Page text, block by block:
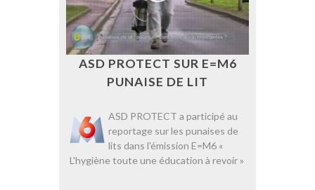
ASD PROTECT SUR E=M6
PUNAISE DE LIT
ASD PROTECT a participé au
reportage sur les punaises de
lits dans l'émission E=M6 «
L'hygiène toute une éducation à revoir »